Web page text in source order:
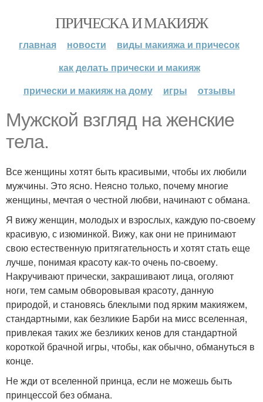
ПРИЧЕСКА И МАКИЯЖ
главная новости
виды макияжа и причесок
как делать прически и макияж
прически и макияж на дому
игры отзывы
Мужской взгляд на женские
тела.
Все женщины хотят быть красивыми, чтобы их любили
мужчины. Это ясно. Неясно только, почему многие
женщины, мечтая о честной любви, начинают с обмана.
Я вижу женщин, молодых и взрослых, каждую по-своему
красивую, с изюминкой. Вижу, как они не принимают
свою естественную притягательность и хотят стать еще
лучше, понимая красоту как-то очень по-своему.
Накручивают прически, закрашивают лица, оголяют
ноги, тем самым обворовывая красоту, данную
природой, и становясь блеклыми под ярким макияжем,
стандартными, как безликие Барби на мисс вселенная,
привлекая таких же безликих кенов для стандартной
короткой брачной игры, чтобы, как обычно, обмануться в
конце.
Не жди от вселенной принца, если не можешь быть
принцессой без обмана.